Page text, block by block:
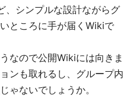
シンプルな設計ながらグ
ところに手が届くWikiで
なので公開Wikiには向きま
ンも取れるし、グループ内
ゃないでしょうか。